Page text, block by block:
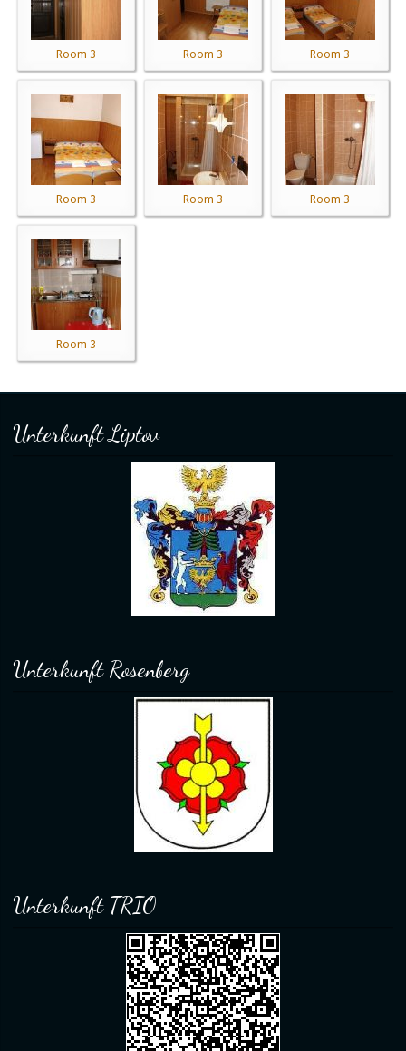
Room 3 Room 3 Room 3
Room 3 Room 3 Room 3
Room 3
Unterkunft Liptov
Unterkunft Rosenberg
Unterkunft TRIO